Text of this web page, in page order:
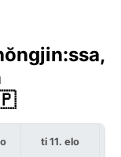
ti 11. elo